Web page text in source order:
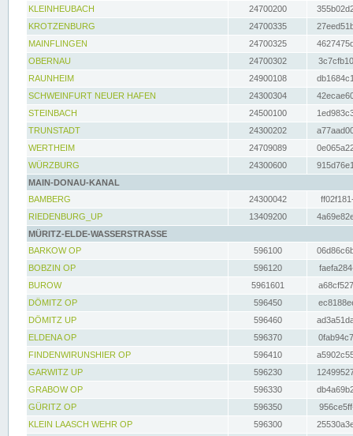
KLEINHEUBACH 24700200
KROTZENBURG
24700335
MAINFLINGEN
24700325
OBERNAU
24700302
RAUNHEIM
24900108
SCHWEINFURT NEUER HAFEN
24300304
STEINBACH
24500100
TRUNSTADT
24300202
WERTHEIM
24709089
WÜRZBURG
24300600
MAIN-DONAU-KANAL
BAMBERG
24300042
RIEDENBURG_UP
13409200
MÜRITZ-ELDE-WASSERSTRASSE
BARKOW OP
596100
BOBZIN OP
596120
BUROW
5961601
DÖMITZ OP
596450
DÖMITZ UP
596460
ELDENA OP
596370
FINDENWIRUNSHIER OP
596410
GARWITZ UP
596230
GRABOW OP
596330
GÜRITZ OP
596350
KLEIN LAASCH WEHR OP
596300